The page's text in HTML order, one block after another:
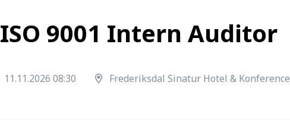
ISO 9001 Intern Auditor
11.11.2026 08:30 Frederiksdal Sinatur Hotel & Konference